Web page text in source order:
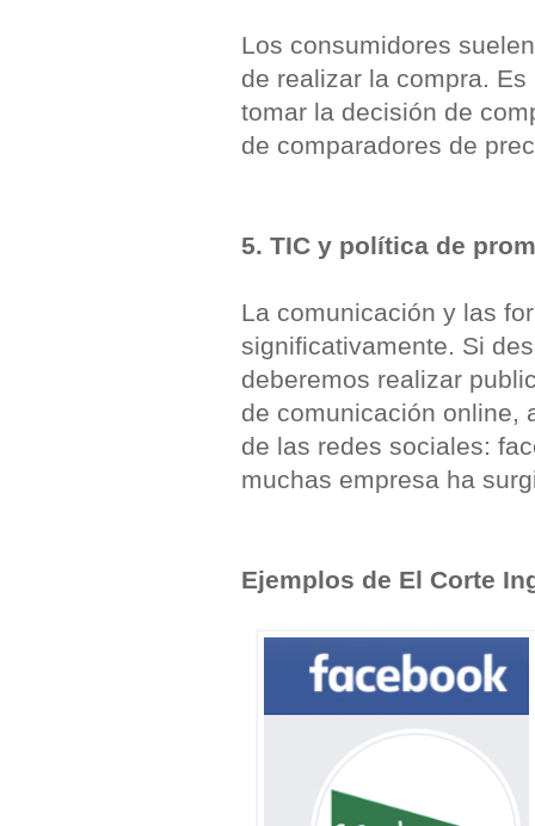
Los consumidores
de realizar la compra.
tomar la decisión de
de comparadores de
5. TIC y política de
La comunicación y las
significativamente. Si
deberemos realizar
de comunicación online,
de las redes sociales:
muchas empresa ha
Ejemplos de El Corte